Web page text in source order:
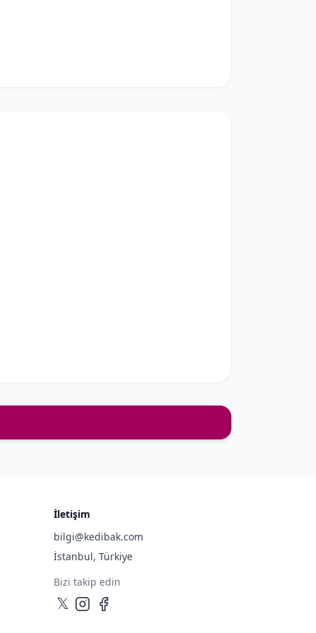
İletişim
bilgi@kedibak.com
İstanbul, Türkiye
Bizi takip edin
𝕏